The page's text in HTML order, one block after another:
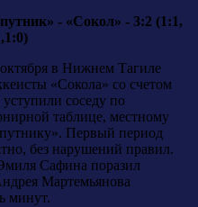
- «Сокол» - 3:2 (1:1,
в Нижнем Тагиле
«Сокола» со счетом
уступили соседу по
таблице, местному
Первый период
без нарушений правил.
Сафина поразил
Мартемьянова
минут.